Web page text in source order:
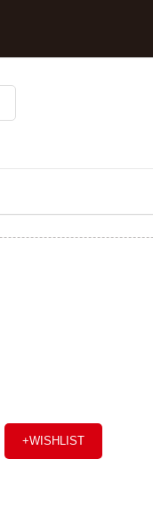
+WISHLIST